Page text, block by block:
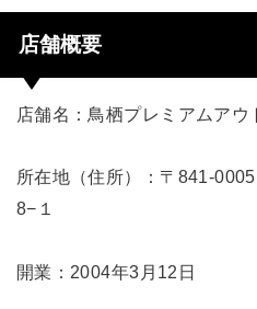
店舗概要
店舗名：鳥栖プレミアムアウ
所在地（住所）：〒841-
8−１
開業：2004年3月12日